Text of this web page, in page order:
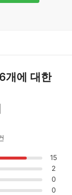
개에 대한
15
2
0
0